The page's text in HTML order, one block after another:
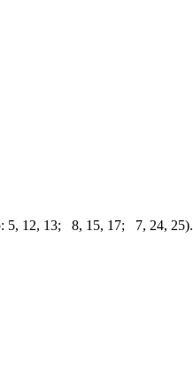
5, 12, 13; 8, 15, 17; 7, 24, 25).